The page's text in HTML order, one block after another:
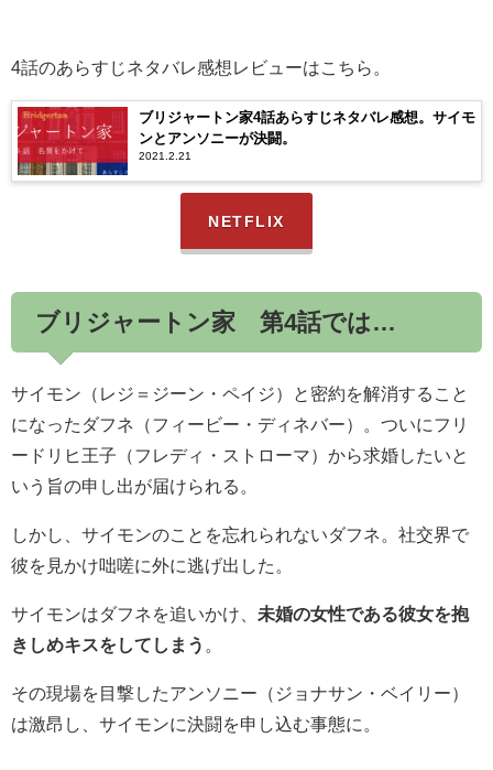
4話のあらすじネタバレ感想レビューはこちら。
ブリジャートン家4話あらすじネタバレ感想。サイモ
ンとアンソニーが決闘。
2021.2.21
NETFLIX
ブリジャートン家 第4話では…
サイモン（ レジ＝ジーン・ペイジ）と密約を解消すること
になったダフネ（フィービー・ディネバー）。 ついにフリ
ードリヒ王子（フレディ・ストローマ）から求婚したいと
いう旨の申し出が届けられる。
しかし、サイモンのことを忘れられないダフネ。社交界で
彼を見かけ咄嗟に外に逃げ出した。
サイモンはダフネを追いかけ、 未婚の女性である彼女を抱
きしめキスをしてしまう
その現場を目撃したアンソニー（ジョナサン・ベイリー）
は激昂し、サイモンに決闘を申し込む事態に。